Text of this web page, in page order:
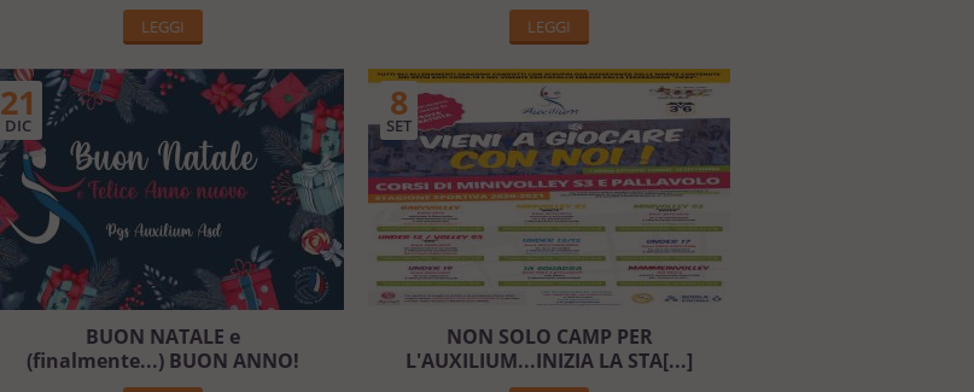
LEGGI LEGGI
21
DIC
BUON NATALE e
(finalmente...) BUON ANNO!
8
SET
NON SOLO CAMP PER
L'AUXILIUM...INIZIA LA STA[...]